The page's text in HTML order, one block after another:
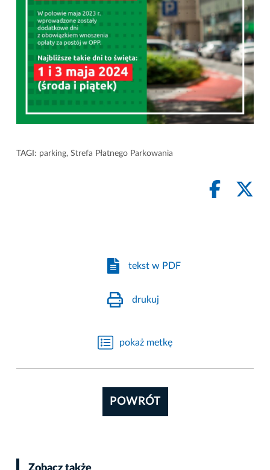
TAGI: parking, Strefa Płatnego Parkowania
tekst w PDF
drukuj
pokaż metkę
POWRÓT